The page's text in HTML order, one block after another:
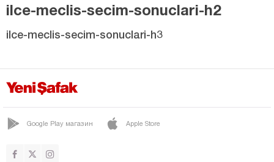
ilce-meclis-secim-sonuclari-h2
ilce-meclis-secim-sonuclari-h3
Google Play магазин Apple Store